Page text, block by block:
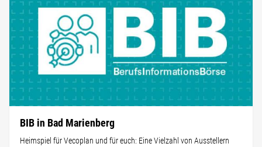
BIB in Bad Marienberg
Heimspiel für Vecoplan und für euch: Eine Vielzahl von Ausstellern